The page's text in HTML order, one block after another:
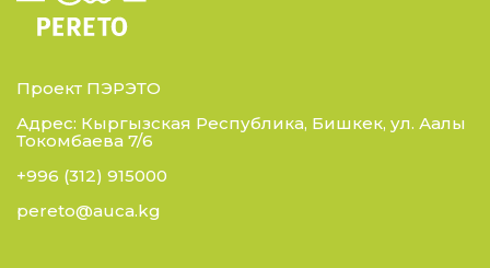
Проект ПЭРЭТО
Адрес: Кыргызская Республика, Бишкек, ул. Аалы
Токомбаева 7/6
+996 (312) 915000
pereto@auca.kg